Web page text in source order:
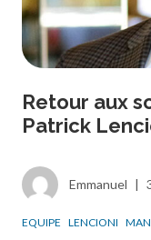
Retour aux
Patrick
Emmanuel |
EQUIPE LENCIONI